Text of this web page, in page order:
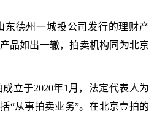
东德州一城投公司发行的理财产
品如出一辙，拍卖机构同为北京
立于2020年1月，法定代表人为
“从事拍卖业务”。在北京壹拍的